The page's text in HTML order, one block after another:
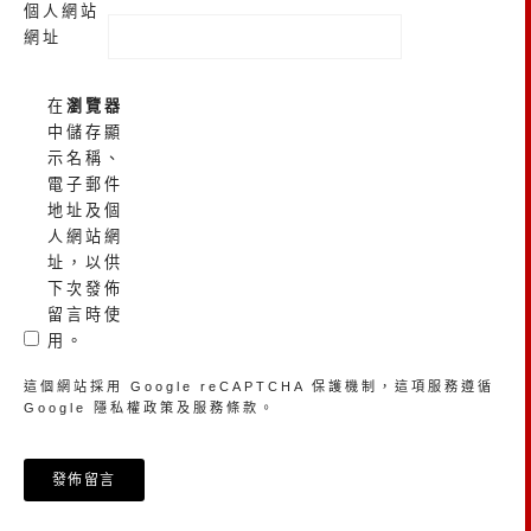
個人網站
網址
在 瀏覽器
中儲存顯
示名稱、
電子郵件
地址及個
人網站網
址，以供
下次發佈
留言時使
用。
這個網站採用 Google reCAPTCHA 保護機制，這項服務遵循
Google
隱私權政策 及 服務條款 。